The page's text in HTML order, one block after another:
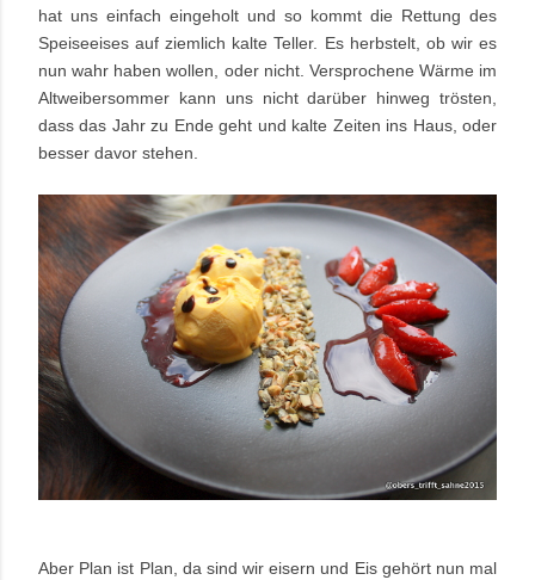
hat uns einfach eingeholt und so kommt die Rettung des
Speiseeises auf ziemlich kalte Teller. Es herbstelt, ob wir es
nun wahr haben wollen, oder nicht. Versprochene Wärme im
Altweibersommer kann uns nicht darüber hinweg trösten,
dass das Jahr zu Ende geht und kalte Zeiten ins Haus, oder
besser davor stehen.
Aber Plan ist Plan, da sind wir eisern und Eis gehört nun mal